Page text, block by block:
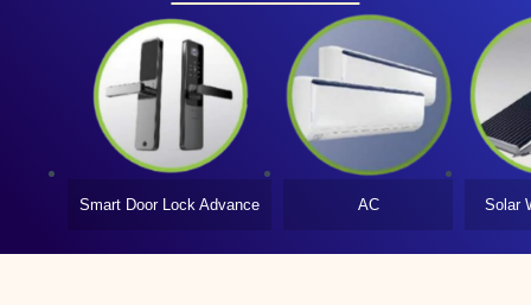
Smart Door Lock Advance AC Solar
UntukPROMO CASHBACK silakan isi form berikut.